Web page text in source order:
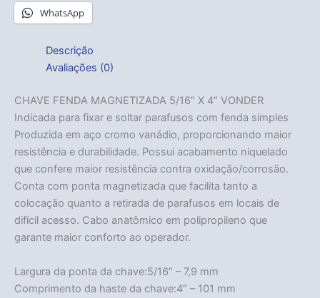
WhatsApp
Descrição
Avaliações (0)
CHAVE FENDA MAGNETIZADA 5/16″ X 4″ VONDER
Indicada para fixar e soltar parafusos com fenda simples
Produzida em aço cromo vanádio, proporcionando maior
resistência e durabilidade. Possui acabamento niquelado
que confere maior resistência contra oxidação/corrosão.
Conta com ponta magnetizada que facilita tanto a
colocação quanto a retirada de parafusos em locais de
difícil acesso. Cabo anatômico em polipropileno que
garante maior conforto ao operador.
Largura da ponta da chave:5/16″ – 7,9 mm
Comprimento da haste da chave:4″ – 101 mm